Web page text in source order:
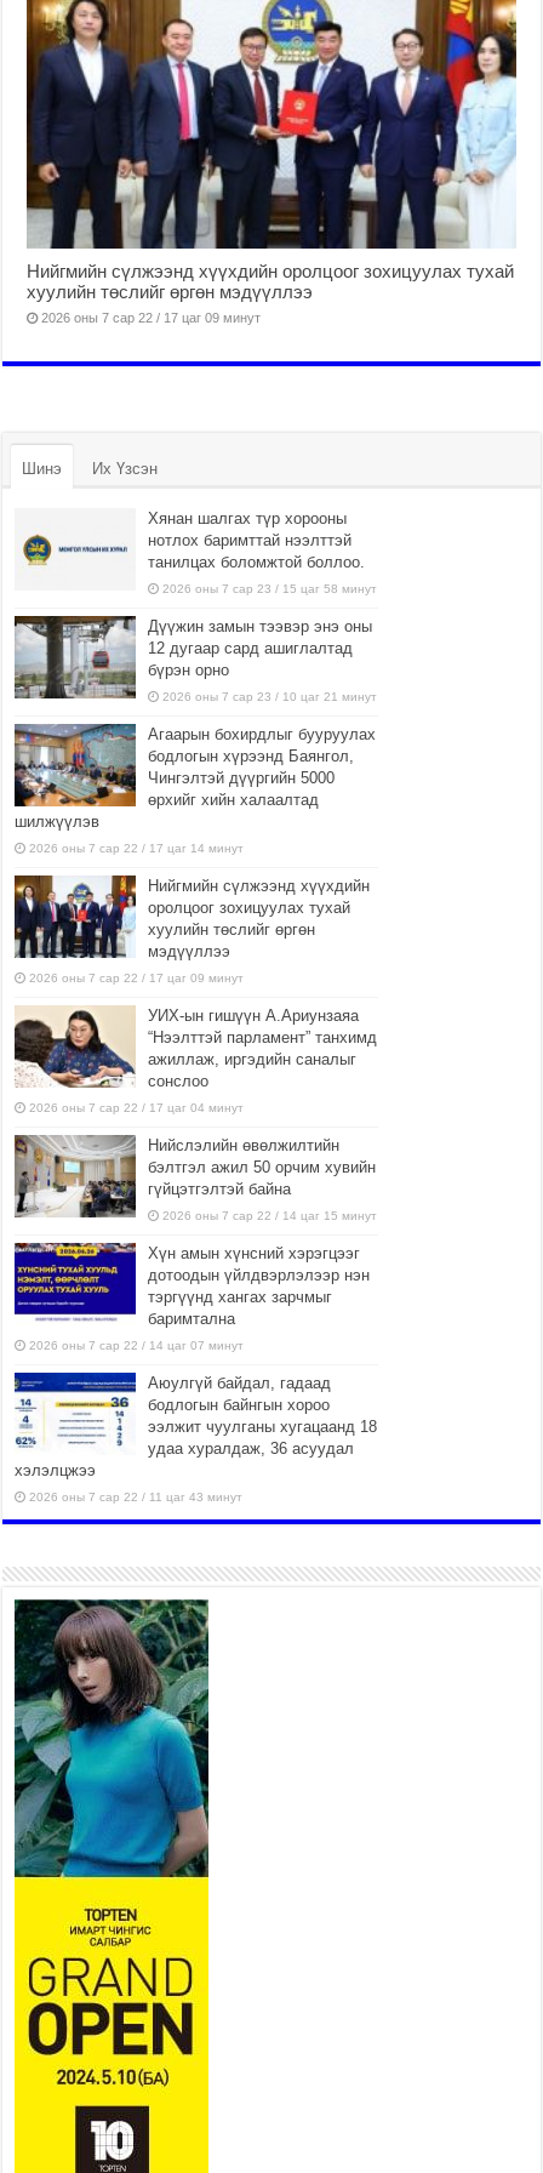
Нийгмийн сүлжээнд хүүхдийн оролцоог зохицуулах тухай
хуулийн төслийг өргөн мэдүүллээ
2026 оны 7 сар 22 / 17 цаг 09 минут
Шинэ Их Үзсэн
Хянан шалгах түр хорооны
нотлох баримттай нээлттэй
танилцах боломжтой боллоо.
2026 оны 7 сар 23 / 15 цаг 58 минут
Дүүжин замын тээвэр энэ оны
12 дугаар сард ашиглалтад
бүрэн орно
2026 оны 7 сар 23 / 10 цаг 21 минут
Агаарын бохирдлыг бууруулах
бодлогын хүрээнд Баянгол,
Чингэлтэй дүүргийн 5000
өрхийг хийн халаалтад
шилжүүлэв
2026 оны 7 сар 22 / 17 цаг 14 минут
Нийгмийн сүлжээнд хүүхдийн
оролцоог зохицуулах тухай
хуулийн төслийг өргөн
мэдүүллээ
2026 оны 7 сар 22 / 17 цаг 09 минут
УИХ-ын гишүүн А.Ариунзаяа
“Нээлттэй парламент” танхимд
ажиллаж, иргэдийн саналыг
сонслоо
2026 оны 7 сар 22 / 17 цаг 04 минут
Нийслэлийн өвөлжилтийн
бэлтгэл ажил 50 орчим хувийн
гүйцэтгэлтэй байна
2026 оны 7 сар 22 / 14 цаг 15 минут
Хүн амын хүнсний хэрэгцээг
дотоодын үйлдвэрлэлээр нэн
тэргүүнд хангах зарчмыг
баримтална
2026 оны 7 сар 22 / 14 цаг 07 минут
Аюулгүй байдал, гадаад
бодлогын байнгын хороо
ээлжит чуулганы хугацаанд 18
удаа хуралдаж, 36 асуудал
хэлэлцжээ
2026 оны 7 сар 22 / 11 цаг 43 минут
боломжтой-Хүүхэд хөгжүүлэх
төв” байгуулах төсөлд төр,
хувийн хэвшлийн түншлэлийн хүрээнд хамтран
ажиллахыг урьж байна
2026 оны 7 сар 22 / 9 цаг 28 минут
Б.Пүрэвдагва: “Урт цагаан”-ыг
залуучууд чөлөөт цагаа
өнгөрүүлдэг, жуулчид зорьж
ирдэг цэг болгоно
2026 оны 7 сар 21 / 16 цаг 47 минут
Тусгай замын автобус /BRT/ төслийн удирдах
хорооны ээлжит хуралдаан боллоо
Ерөнхий сайд Н.Учрал БНХАУ-аас Монгол Улсад
суугаа Элчин сайд Шэнь Миньжюанийг хүлээн
авч уулзав
2026 оны 7 сар 21 / 16 цаг 39 минут
БҮГД НАЙРАМДАХ ТАЖИКИСТАН УЛСТАЙ
ЭДИЙН ЗАСГИЙН ХАМТЫН АЖИЛЛАГААГ
ӨРГӨЖҮҮЛНЭ
2026 оны 7 сар 21 / 16 цаг 34 минут
26,992 суралцагч хотхоны бага сургуульд, 8100
суралцагч төрөлжсөн ахлах сургуульд